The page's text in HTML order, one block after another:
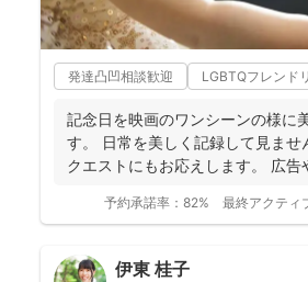
発達凸凹相談歓迎 LGBTQフレンド
記念日を映画のワンシーンの様に
す。 日常を美しく記録して見ませ
クエストにもお応えします。 広告
予約承諾率： 82% 最終アクティ
伊東 桂子